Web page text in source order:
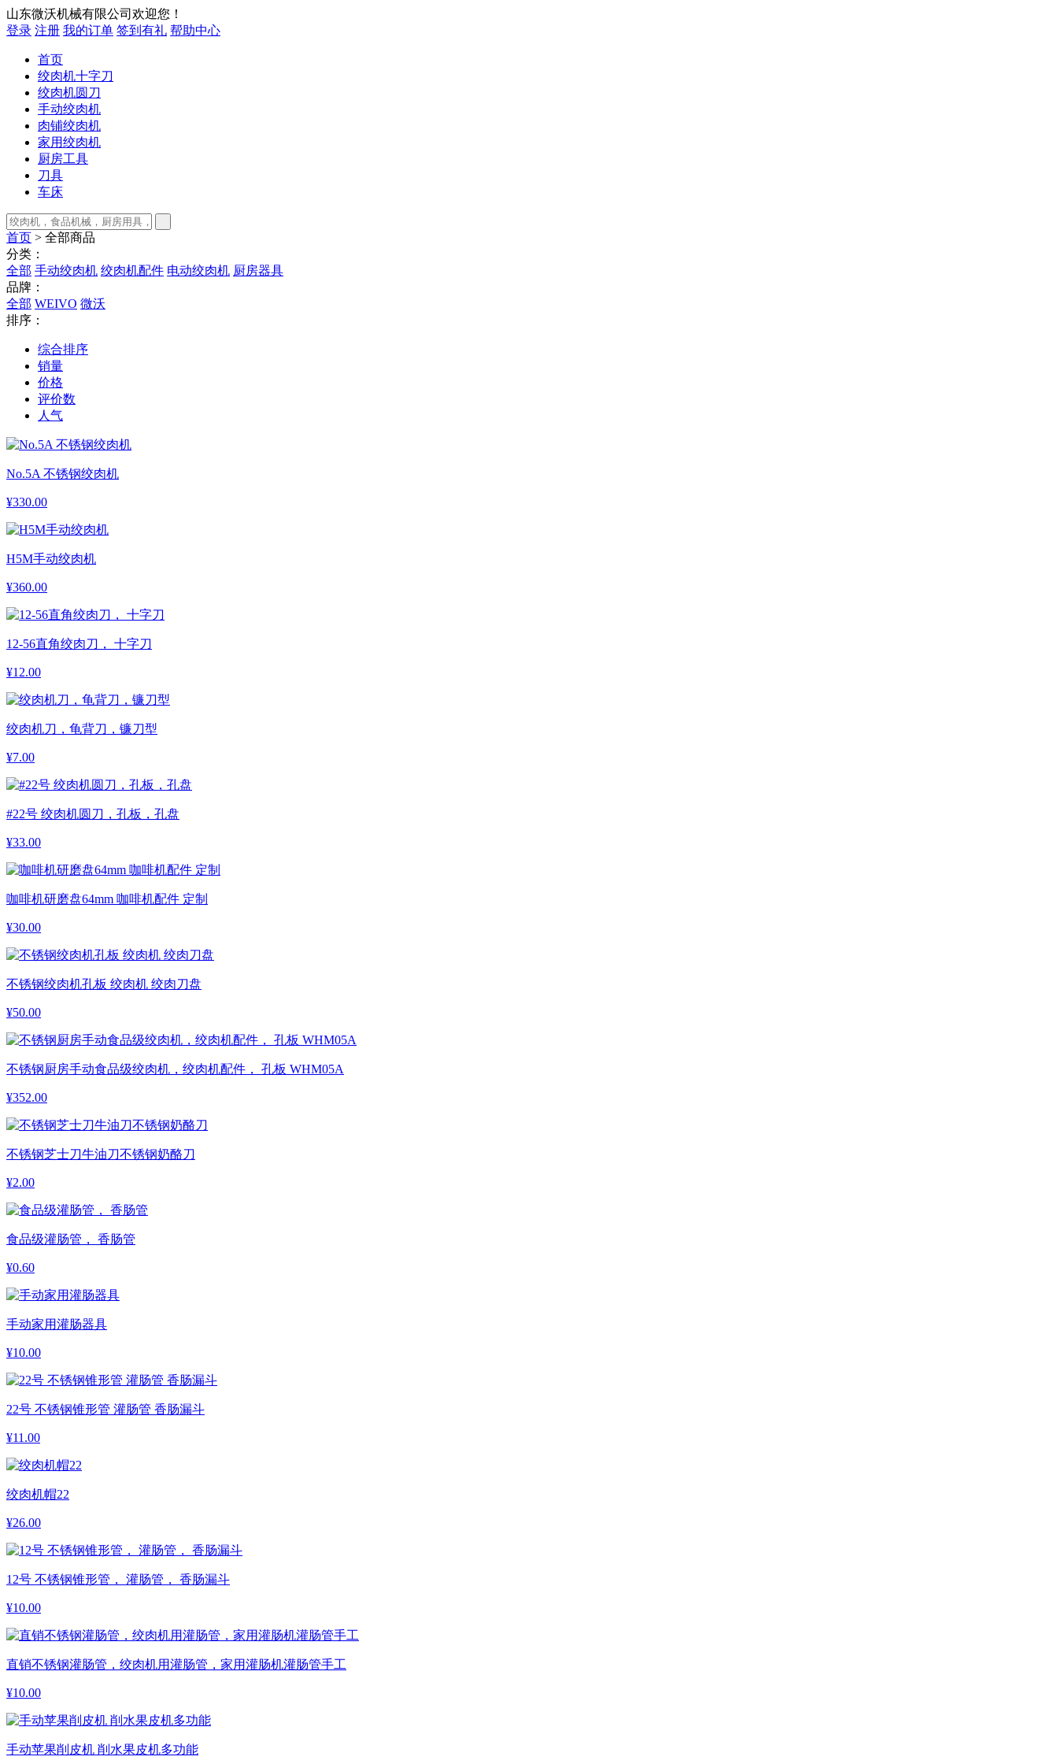
山东微沃机械有限公司欢迎您！
登录 注册 我的订单 签到有礼 帮助中心
首页
绞肉机十字刀
绞肉机圆刀
手动绞肉机
肉铺绞肉机
家用绞肉机
厨房工具
刀具
车床
首页 > 全部商品
分类：
全部 手动绞肉机 绞肉机配件 电动绞肉机 厨房器具
品牌：
全部 WEIVO 微沃
排序：
综合排序
销量
价格
评价数
人气
No.5A 不锈钢绞肉机
¥330.00
H5M手动绞肉机
¥360.00
12-56直角绞肉刀， 十字刀
¥12.00
绞肉机刀，龟背刀，镰刀型
¥7.00
#22号 绞肉机圆刀，孔板，孔盘
¥33.00
咖啡机研磨盘64mm 咖啡机配件 定制
¥30.00
不锈钢绞肉机孔板 绞肉机 绞肉刀盘
¥50.00
不锈钢厨房手动食品级绞肉机，绞肉机配件， 孔板 WHM05A
¥352.00
不锈钢芝士刀牛油刀不锈钢奶酪刀
¥2.00
食品级灌肠管， 香肠管
¥0.60
手动家用灌肠器具
¥10.00
22号 不锈钢锥形管 灌肠管 香肠漏斗
¥11.00
绞肉机帽22
¥26.00
12号 不锈钢锥形管， 灌肠管， 香肠漏斗
¥10.00
直销不锈钢灌肠管，绞肉机用灌肠管，家用灌肠机灌肠管手工
¥10.00
手动苹果削皮机 削水果皮机多功能